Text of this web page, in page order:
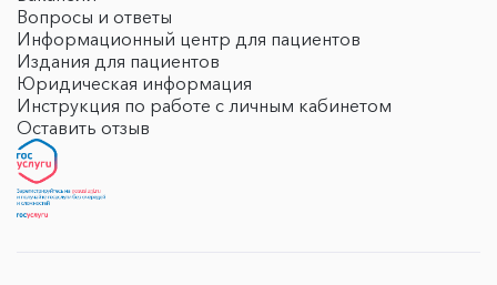
Вопросы и ответы
Информационный центр для пациентов
Издания для пациентов
Юридическая информация
Инструкция по работе с личным кабинетом
Оставить отзыв